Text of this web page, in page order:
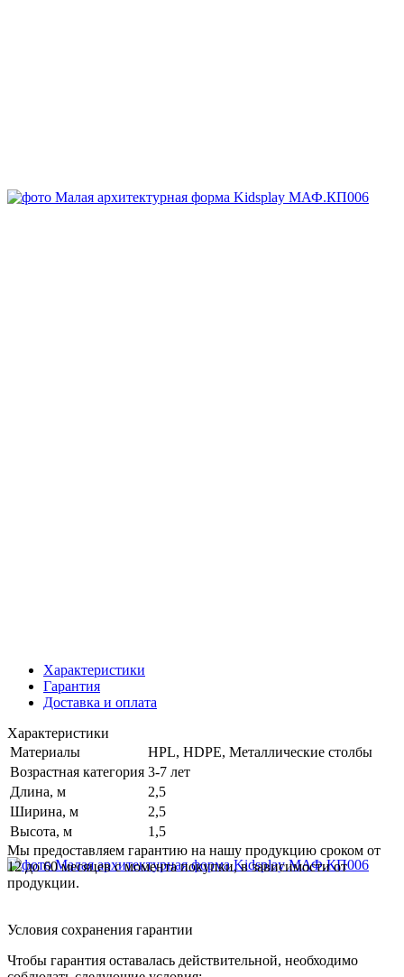
Характеристики
Гарантия
Доставка и оплата
Характеристики
Материалы
HPL, HDPE, Металлические столбы
Возрастная категория 3-7 лет
Длина, м
2,5
Ширина, м
2,5
Высота, м
1,5
Мы предоставляем гарантию на нашу продукцию сроком от
12 до 60 месяцев с момента покупки, в зависимости от
продукции.
Условия сохранения гарантии
Чтобы гарантия оставалась действительной, необходимо